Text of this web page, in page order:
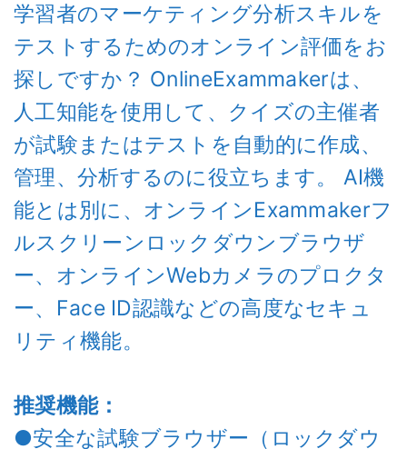
学習者のマーケティング分析スキルを
テストするためのオンライン評価をお
探しですか？ OnlineExammakerは、
人工知能を使用して、クイズの主催者
が試験またはテストを自動的に作成、
管理、分析するのに役立ちます。 AI機
能とは別に、オンラインExammakerフ
ルスクリーンロックダウンブラウザ
ー、オンラインWebカメラのプロクタ
ー、Face ID認識などの高度なセキュ
リティ機能。
推奨機能：
●安全な試験ブラウザー（ロックダウ